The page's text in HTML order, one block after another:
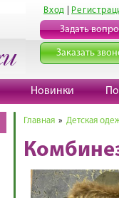
Вход
Задать
Заказать
Новинки
Главная » Детская